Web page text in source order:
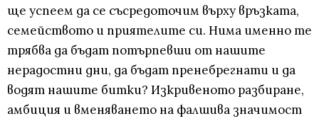
ще успеем да се съсредоточим върху връзката,
семейството и приятелите си. Нима именно те
трябва да бъдат потърпевши от нашите
нерадостни дни, да бъдат пренебрегнати и да
водят нашите битки? Изкривеното разбиране,
амбиция и вменяването на фалшива значимост